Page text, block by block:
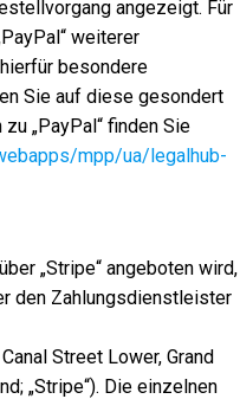
angezeigt. Für
weiterer
besondere
Sie auf diese gesondert
„PayPal“ finden Sie
mpp/ua/legalhub-
„Stripe“ angeboten wird,
den Zahlungsdienstleister
Street Lower, Grand
„Stripe“). Die einzelnen